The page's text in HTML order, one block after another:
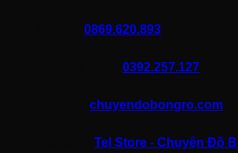
0869.620.893
0392.257.127
chuyendobongro.com
Tel Store - Chuyên Đồ